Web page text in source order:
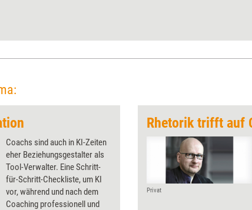
Coachs sind auch in KI-Zeiten
eher Beziehungsgestalter als
Tool-Verwalter. Eine Schritt-
für-Schritt-Checkliste, um KI
vor, während und nach dem
Coaching professionell und
Rhetorik trifft auf
Privat